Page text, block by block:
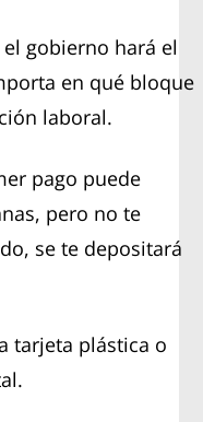
gobierno hará el
en qué bloque
laboral.
pago puede
pero no te
se te depositará
tarjeta plástica o